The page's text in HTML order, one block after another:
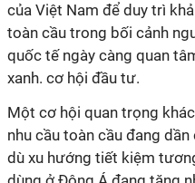
của Việt Nam để duy trì
toàn cầu trong bối cảnh
quốc tế ngày càng quan
xanh. cơ hội đầu tư.
Một cơ hội quan trọng
nhu cầu toàn cầu đang
dù xu hướng tiết kiệm